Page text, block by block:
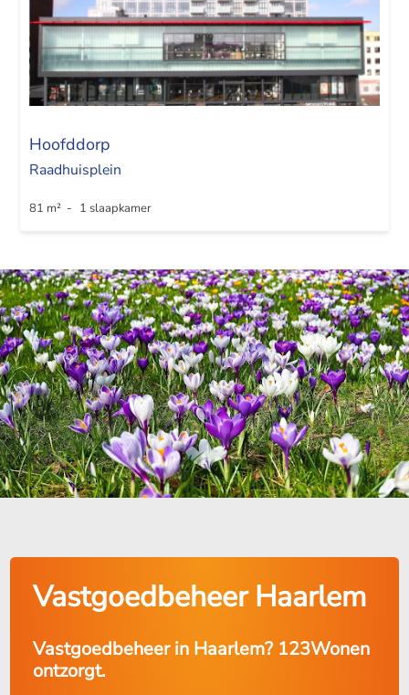
Hoofddorp
Raadhuisplein
81 m² - 1 slaapkamer
Vastgoedbeheer Haarlem
Vastgoedbeheer in Haarlem? 123Wonen
ontzorgt.